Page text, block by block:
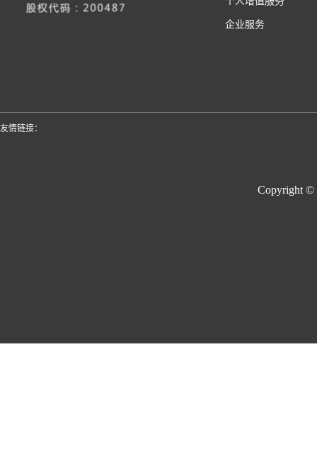
企业服务
友情链接：
Copyright ©